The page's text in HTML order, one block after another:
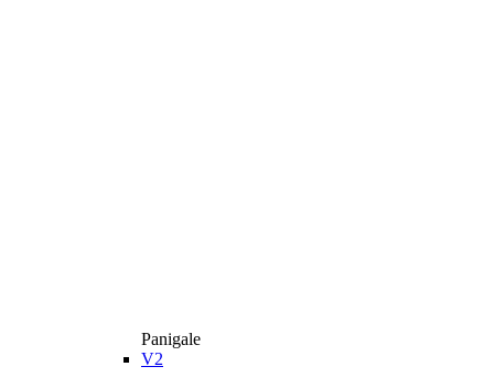
Panigale
V2